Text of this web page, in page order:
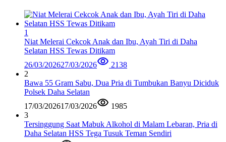
1
Niat Melerai Cekcok Anak dan Ibu, Ayah Tiri di Daha
Selatan HSS Tewas Ditikam
26/03/202627/03/2026
2138
2
Bawa 55 Gram Sabu, Dua Pria di Tumbukan Banyu Diciduk
Polsek Daha Selatan
17/03/202617/03/2026
1985
3
Tersinggung Saat Mabuk Alkohol di Malam Lebaran, Pria di
Daha Selatan HSS Tega Tusuk Teman Sendiri